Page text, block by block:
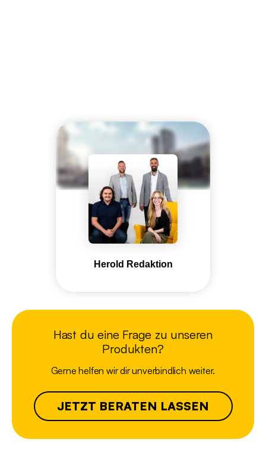
Herold Redaktion
Hast du eine Frage zu unseren
Produkten?
Gerne helfen wir dir unverbindlich weiter.
JETZT BERATEN LASSEN